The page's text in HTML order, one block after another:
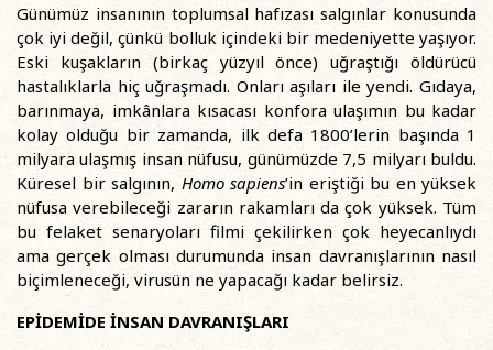
Günümüz insanının toplumsal hafızası salgınlar konusunda
çok iyi değil, çünkü bolluk içindeki bir medeniyette yaşıyor.
Eski kuşakların (birkaç yüzyıl önce) uğraştığı öldürücü
hastalıklarla hiç uğraşmadı. Onları aşıları ile yendi. Gıdaya,
barınmaya, imkânlara kısacası konfora ulaşımın bu kadar
kolay olduğu bir zamanda, ilk defa 1800’lerin başında 1
milyara ulaşmış insan nüfusu, günümüzde 7,5 milyarı buldu.
Küresel bir salgının, Homo sapiens’in eriştiği bu en yüksek
nüfusa verebileceği zararın rakamları da çok yüksek. Tüm
bu felaket senaryoları filmi çekilirken çok heyecanlıydı
ama gerçek olması durumunda insan davranışlarının nasıl
biçimleneceği, virusün ne yapacağı kadar belirsiz.
EPİDEMİDE İNSAN DAVRANIŞLARI